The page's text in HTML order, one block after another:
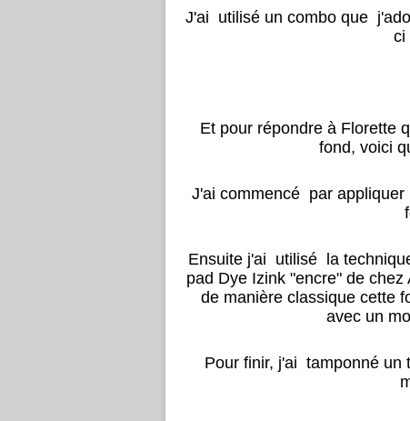
J'ai utilisé un combo que
ci
Et pour répondre à Florette
fond, voici
J'ai commencé par
Ensuite j'ai utilisé la
pad Dye Izink "encre" de
de manière classique cette
avec un
Pour finir, j'ai tamponné un